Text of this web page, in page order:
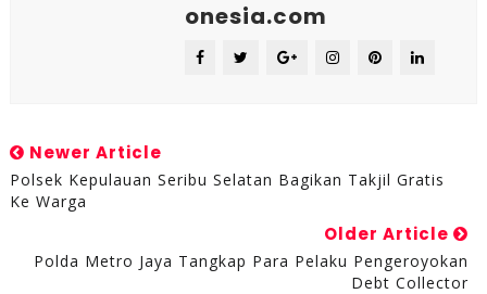
onesia.com
Newer Article
Polsek Kepulauan Seribu Selatan Bagikan Takjil Gratis
Ke Warga
Older Article
Polda Metro Jaya Tangkap Para Pelaku Pengeroyokan
Debt Collector